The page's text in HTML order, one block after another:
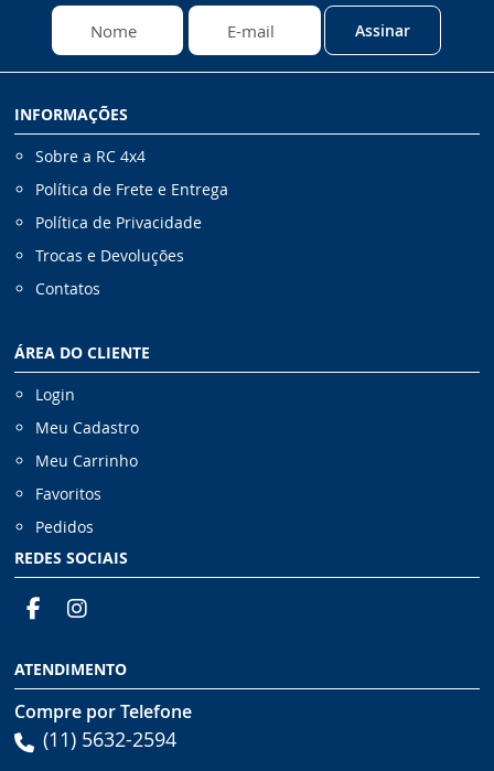
Assinar
INFORMAÇÕES
Sobre a RC 4x4
Política de Frete e Entrega
Política de Privacidade
Trocas e Devoluções
Contatos
ÁREA DO CLIENTE
Login
Meu Cadastro
Meu Carrinho
Favoritos
Pedidos
REDES SOCIAIS
ATENDIMENTO
Compre por Telefone
(11) 5632-2594